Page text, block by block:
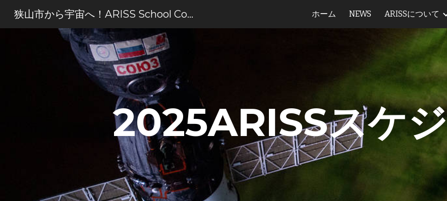
Skip to
狭山市から宇宙へ！ARISS School Contact ホーム NEWS ARISSについて
2025ARISSスケ